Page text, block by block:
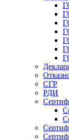
СГР
РДИ